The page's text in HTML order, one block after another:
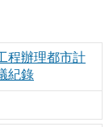
程辦理都市計
紀錄